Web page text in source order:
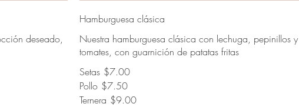
deseado,
Hamburguesa clásica
Nuestra hamburguesa clásica con lechuga, pepinillos y
tomates, con guarnición de patatas fritas
Setas $7.00
Pollo $7.50
Ternera $9.00